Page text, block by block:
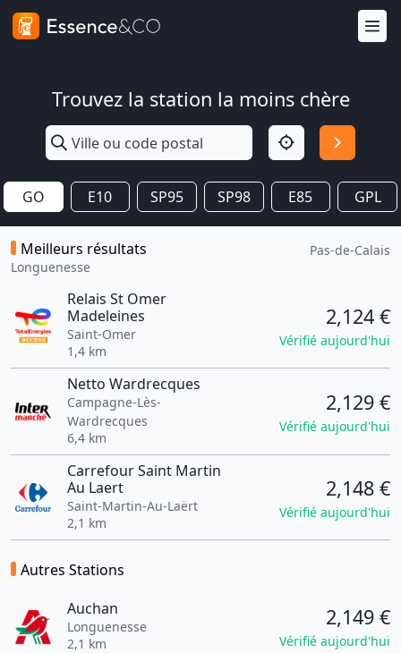
Trouvez la station la moins chère
GO E10 SP95 SP98 E85 GPL
Meilleurs résultats
Longuenesse
Pas-de-Calais
Relais St Omer
Madeleines
Saint-Omer
1,4 km
2,124 €
Vérifié aujourd'hui
Netto Wardrecques
Campagne-Lès-
Wardrecques
6,4 km
2,129 €
Vérifié aujourd'hui
Carrefour Saint Martin
Au Laert
Saint-Martin-Au-Laërt
2,1 km
2,148 €
Vérifié aujourd'hui
Autres Stations
Auchan
Longuenesse
2,1 km
2,149 €
Vérifié aujourd'hui